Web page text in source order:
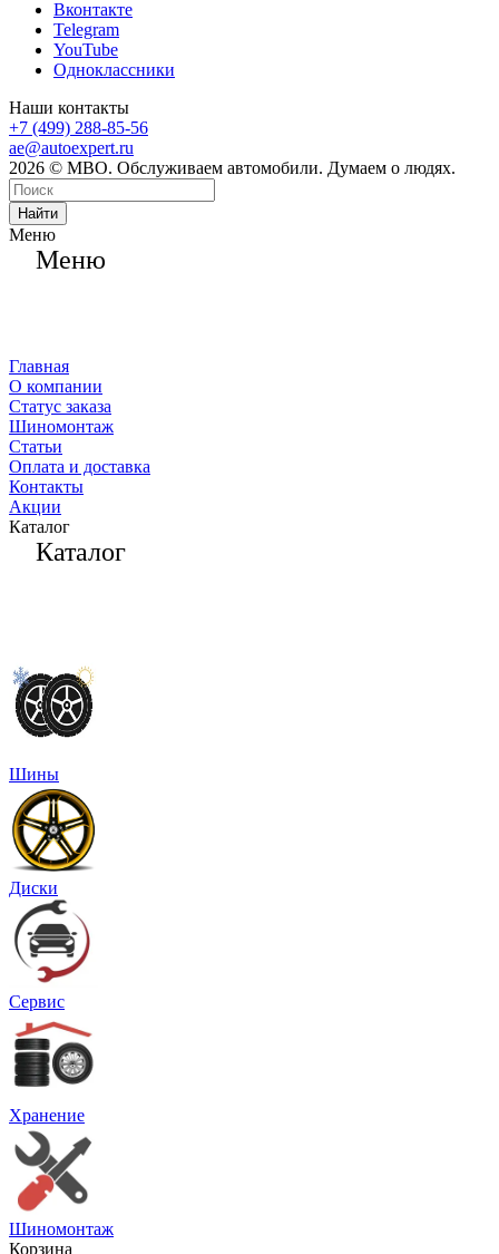
Вконтакте
Telegram
YouTube
Одноклассники
Наши контакты
+7 (499) 288-85-56
ae@autoexpert.ru
2026 © МВО. Обслуживаем автомобили. Думаем о людях.
Найти
Меню
Меню
Главная
О компании
Статус заказа
Шиномонтаж
Статьи
Оплата и доставка
Контакты
Акции
Каталог
Каталог
Шины
Диски
Сервис
Хранение
Шиномонтаж
Корзина